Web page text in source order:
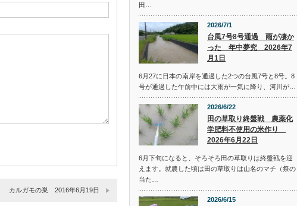
カルガモの巣 2016年6月19日
田…
2026/7/1
台風7号8号通過 雨が凄か
った 年中夢究 2026年7
月1日
6月27に日本の南岸を通過した2つの台風7号と8号。8
号が通過した午前中には大雨が一気に降り、河川が…
2026/6/22
田の草取り終盤戦 農薬化
学肥料不使用の米作り
2026年6月22日
6月下旬になると、そろそろ田の草取りは終盤戦を迎
えます。就農した頃は田の草取りは山名のマチ（祭の
当た…
2026/6/15